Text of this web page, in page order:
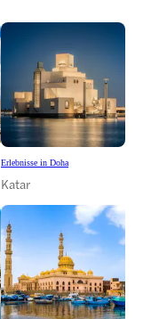
Erlebnisse in Doha
Katar